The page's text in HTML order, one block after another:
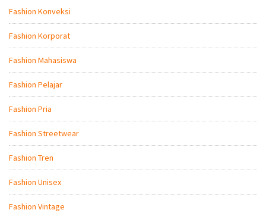
Fashion Konveksi
Fashion Korporat
Fashion Mahasiswa
Fashion Pelajar
Fashion Pria
Fashion Streetwear
Fashion Tren
Fashion Unisex
Fashion Vintage